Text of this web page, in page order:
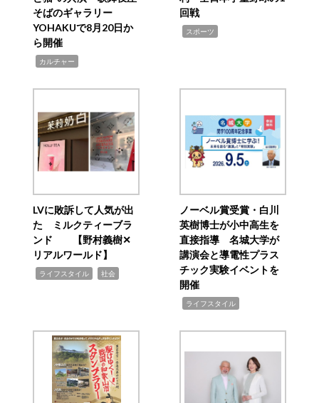
そばのギャラリー
YOHAKUで8月20日か
ら開催
カルチャー
回戦
スポーツ
LVに敗訴して人気が出
た ミルクティーブラ
ンド 【野村義樹✕
リアルワールド】
ライフスタイル 社会
ノーベル賞受賞・白川
英樹博士が小中高生を
直接指導 名城大学が
講演会と導電性プラス
チック実験イベントを
開催
ライフスタイル